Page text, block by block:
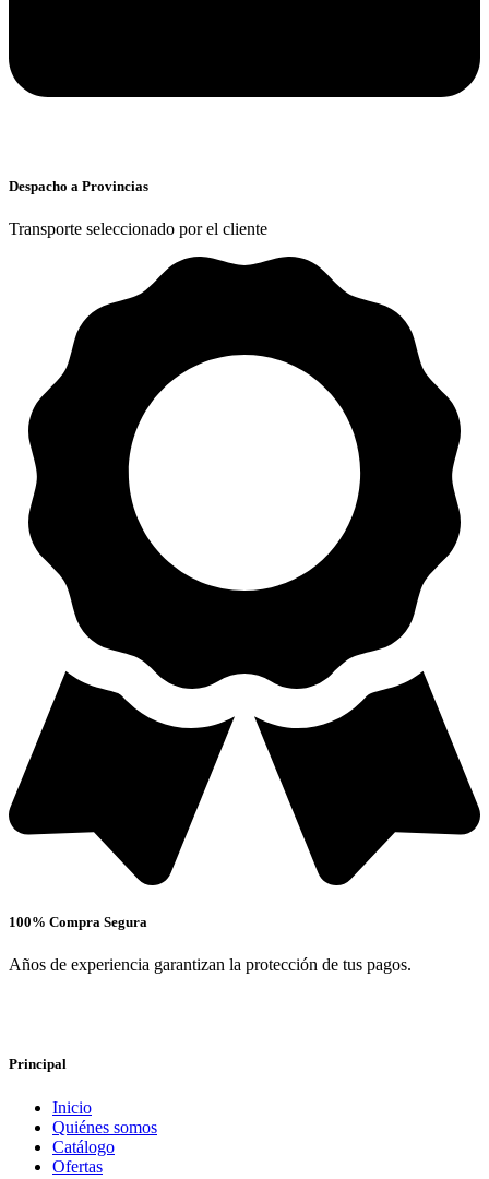
Despacho a Provincias
Transporte seleccionado por el cliente
100% Compra Segura
Años de experiencia garantizan la protección de tus pagos.
Principal
Inicio
Quiénes somos
Catálogo
Ofertas